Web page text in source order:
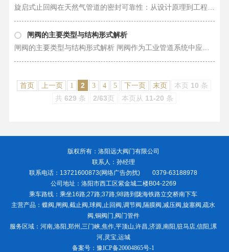
闸阀的主要类型与结构形式解析
首页 上一页 1 2 3 4 5 下一页 末页 本页 10 条
共 629 条 2/63页 本页从 11-20 条
版权所有：洛阳远大阀门有限公司
联系人：孙经理
联系电话：13721600873(网络广告勿扰) 0379-63188978
公司地址：洛阳市西工区紫金城二楼B04-2269
乘车路线：乘坐16路;27路;37路;98路到陇海铁路立交桥南下车
主营产品：蝶阀,闸阀,截止阀,球阀,止回阀,调节阀,隔膜阀,减压阀,旋塞阀,疏水
阀,铜阀门,阀门管件
服务区域：河南,洛阳,郑州,三门峡,焦作,平顶山,许昌,济源,南阳,驻马店,信阳,漯
河,灵宝,运城
备案号：豫ICP备20004865号-1